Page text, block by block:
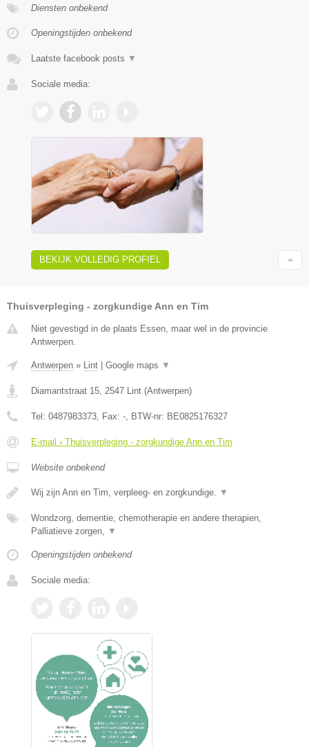
Diensten onbekend
Openingstijden onbekend
Laatste facebook posts ▼
Sociale media:
BEKIJK VOLLEDIG PROFIEL
Thuisverpleging - zorgkundige Ann en Tim
Niet gevestigd in de plaats Essen, maar wel in de provincie
Antwerpen.
Antwerpen » Lint Google maps ▼
Diamantstraat 15 2547 Lint (Antwerpen)
Tel: 0487983373 , Fax: - , BTW-nr: BE0825176327
E-mail › Thuisverpleging - zorgkundige Ann en Tim
Website onbekend
Wij zijn Ann en Tim, verpleeg- en zorgkundige. ▼
Wondzorg, dementie, chemotherapie en andere therapien,
Palliatieve zorgen,
▼
Openingstijden onbekend
Sociale media: